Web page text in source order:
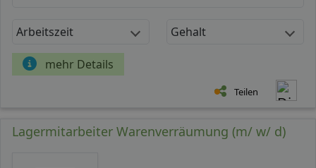
Arbeitszeit Gehalt
mehr Details
Teilen
Lagermitarbeiter Warenverräumung (m/ w/ d)